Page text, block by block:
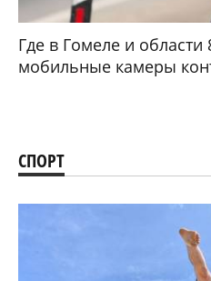
Где в Гомеле и области
мобильные камеры
СПОРТ